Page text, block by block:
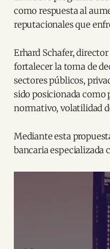
como respuesta al
reputacionales que
Erhard Schafer,
fortalecer la toma de
sectores públicos,
sido posicionada como
normativo, volatilidad
Mediante esta
bancaria especializada